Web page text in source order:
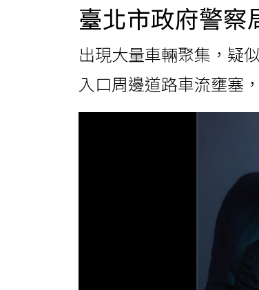
臺北市政府警察
出現大量車輛聚集，疑
入口周邊道路車流壅塞